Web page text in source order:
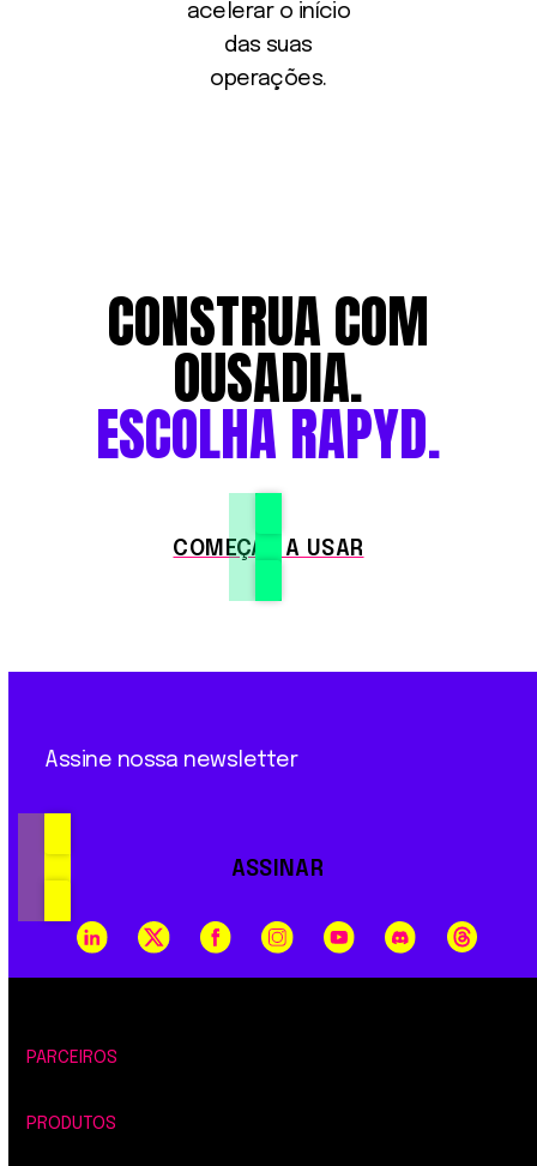
acelerar o início
das suas
operações.
CONSTRUA COM
OUSADIA.
ESCOLHA RAPYD.
COMEÇAR A USAR
Assine nossa newsletter
ASSINAR
PARCEIROS
PRODUTOS